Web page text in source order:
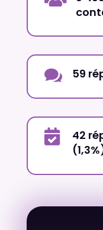
 59

42